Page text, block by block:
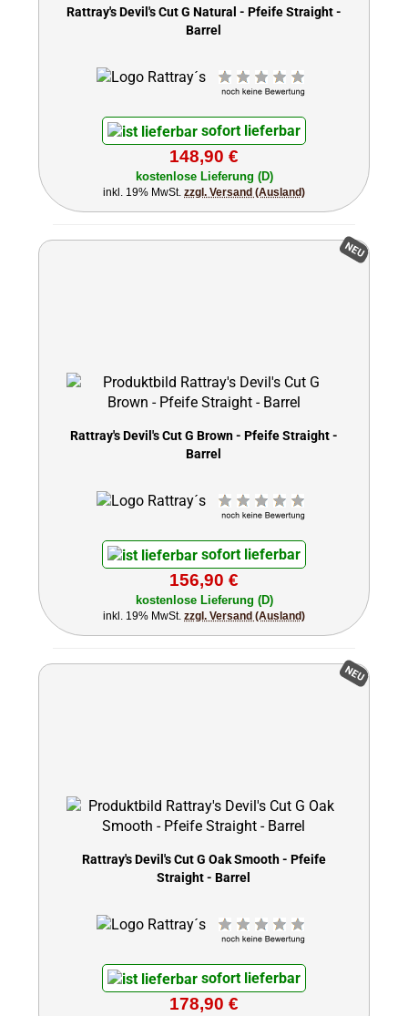
Rattray's Devil's Cut G Natural - Pfeife Straight -
Barrel
sofort lieferbar
148,90 €
kostenlose Lieferung (D)
inkl. 19% MwSt. zzgl. Versand (Ausland)
NEU
Rattray's Devil's Cut G Brown - Pfeife Straight -
Barrel
sofort lieferbar
156,90 €
kostenlose Lieferung (D)
inkl. 19% MwSt. zzgl. Versand (Ausland)
NEU
Rattray's Devil's Cut G Oak Smooth - Pfeife
Straight - Barrel
sofort lieferbar
178,90 €